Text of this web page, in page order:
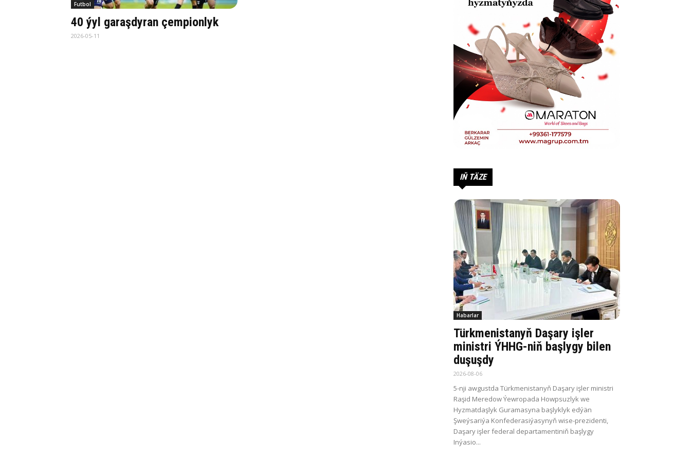
Futbol
40 ýyl garaşdyran çempionlyk
2026-05-11
IŇ TÄZE
Habarlar
Türkmenistanyň Daşary işler
ministri ÝHHG-niň başlygy bilen
duşuşdy
2026-08-06
5-nji awgustda Türkmenistanyň Daşary işler ministri
Raşid Meredow Ýewropada Howpsuzlyk we
Hyzmatdaşlyk Guramasyna başlyklyk edýän
Şweýsariýa Konfederasiýasynyň wise-prezidenti,
Daşary işler federal departamentiniň başlygy
Inýasio...